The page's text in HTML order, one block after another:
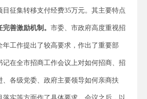
目征集转移支付经费35万元。其主要特点
完善激励机制。 市委、市政府高度重视招
年工作提出了较高要求，作出了重要部
记在全市招商工作会议上对如何招商、招
、各级党委、政府主要领导如何亲商扶